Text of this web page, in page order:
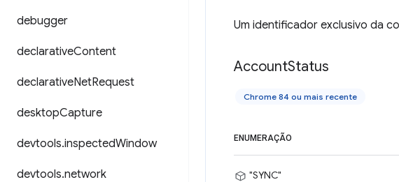
debugger
declarativeContent
declarativeNetRequest
desktopCapture
devtools.inspectedWindow
devtools.network
Um identificador exclusivo da
AccountStatus
Chrome 84 ou mais recente
ENUMERAÇÃO
"SYNC"